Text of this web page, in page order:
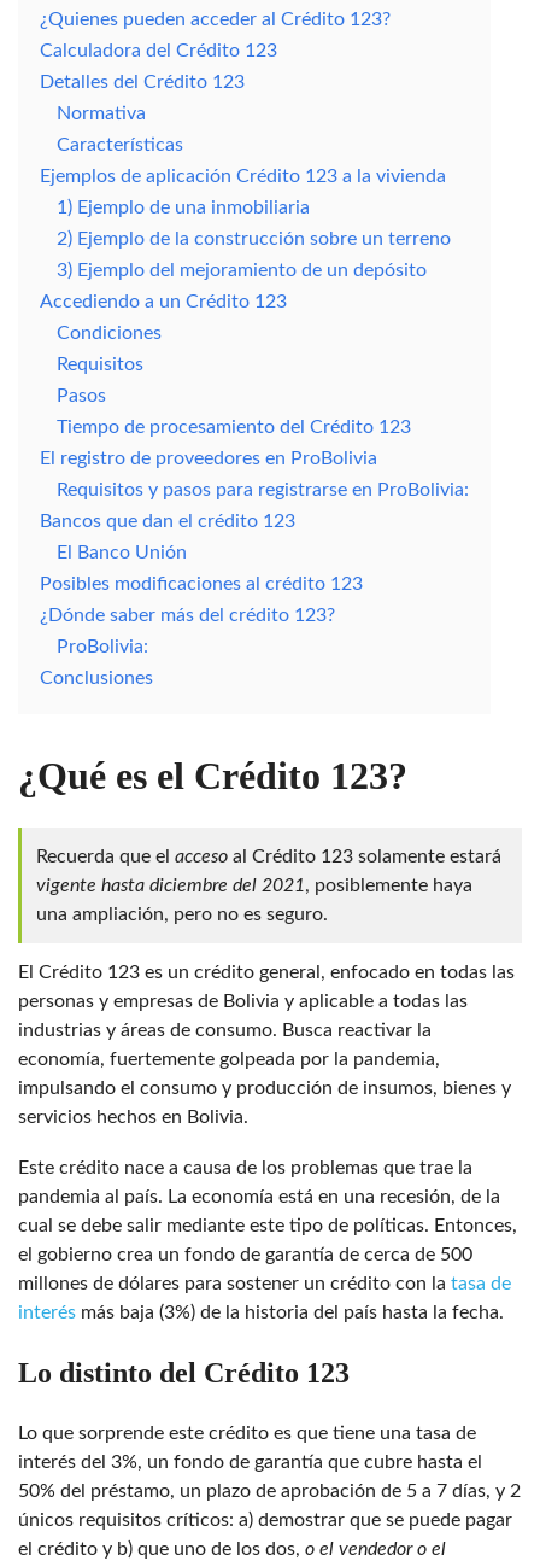
¿Quienes pueden acceder al Crédito 123?
Calculadora del Crédito 123
Detalles del Crédito 123
Normativa
Características
Ejemplos de aplicación Crédito 123 a la vivienda
1) Ejemplo de una inmobiliaria
2) Ejemplo de la construcción sobre un terreno
3) Ejemplo del mejoramiento de un depósito
Accediendo a un Crédito 123
Condiciones
Requisitos
Pasos
Tiempo de procesamiento del Crédito 123
El registro de proveedores en ProBolivia
Requisitos y pasos para registrarse en ProBolivia:
Bancos que dan el crédito 123
El Banco Unión
Posibles modificaciones al crédito 123
¿Dónde saber más del crédito 123?
ProBolivia:
Conclusiones
¿Qué es el Crédito 123?
Recuerda que el acceso al Crédito 123 solamente estará
vigente hasta diciembre del 2021, posiblemente haya
una ampliación, pero no es seguro.
El Crédito 123 es un crédito general, enfocado en todas las
personas y empresas de Bolivia y aplicable a todas las
industrias y áreas de consumo. Busca reactivar la
economía, fuertemente golpeada por la pandemia,
impulsando el consumo y producción de insumos, bienes y
servicios hechos en Bolivia.
Este crédito nace a causa de los problemas que trae la
pandemia al país. La economía está en una recesión, de la
cual se debe salir mediante este tipo de políticas. Entonces,
el gobierno crea un fondo de garantía de cerca de 500
millones de dólares para sostener un crédito con la tasa de
interés más baja (3%) de la historia del país hasta la fecha.
Lo distinto del Crédito 123
Lo que sorprende este crédito es que tiene una tasa de
interés del 3%, un fondo de garantía que cubre hasta el
50% del préstamo, un plazo de aprobación de 5 a 7 días, y 2
únicos requisitos críticos: a) demostrar que se puede pagar
el crédito y b) que uno de los dos, o el vendedor o el